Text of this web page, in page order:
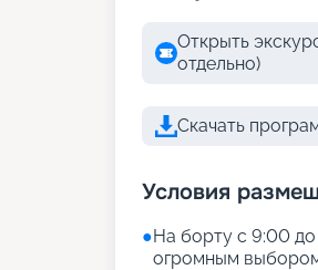
Открыть
отдельно)
Скачать
Условия
●На борту с 9:00 до
огромным